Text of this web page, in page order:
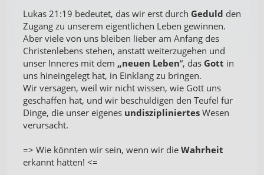
Lukas 21:19 bedeutet, das wir erst durch Geduld den
Zugang zu unserem eigentlichen Leben gewinnen.
Aber viele von uns bleiben lieber am Anfang des
Christenlebens stehen, anstatt weiterzugehen und
unser Inneres mit dem „neuen Leben“, das Gott in
uns hineingelegt hat, in Einklang zu bringen.
Wir versagen, weil wir nicht wissen, wie Gott uns
geschaffen hat, und wir beschuldigen den Teufel für
Dinge, die unser eigenes undiszipliniertes Wesen
verursacht.
=> Wie könnten wir sein, wenn wir die Wahrheit
erkannt hätten! <=